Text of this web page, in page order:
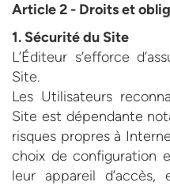
Article 2 - Droits et
1. Sécurité du Site
L’Éditeur s’efforce
Site.
Les Utilisateurs
Site est dépendante
risques propres à
choix de configuration
leur appareil